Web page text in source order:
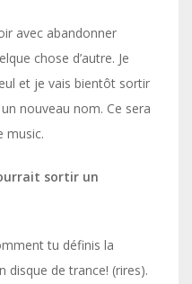
avec abandonner
chose d’autre. Je
et je vais bientôt sortir
nouveau nom. Ce sera
music.
sortir un
tu définis la
disque de trance! (rires).